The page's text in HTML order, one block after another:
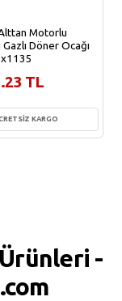
Motorlu
Döner Ocağı
TL
KARGO
-